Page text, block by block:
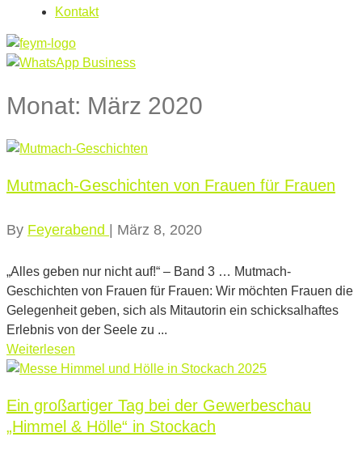
Kontakt
Monat: März 2020
Mutmach-Geschichten von Frauen für Frauen
By Feyerabend | März 8, 2020
„Alles geben nur nicht auf!“ – Band 3 … Mutmach-
Geschichten von Frauen für Frauen: Wir möchten Frauen die
Gelegenheit geben, sich als Mitautorin ein schicksalhaftes
Erlebnis von der Seele zu ...
Weiterlesen
Ein großartiger Tag bei der Gewerbeschau
„Himmel & Hölle“ in Stockach